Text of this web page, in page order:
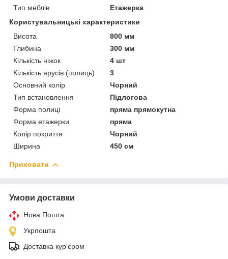
Тип меблів
Етажерка
Користувальницькі характеристики
Висота
800 мм
Глибина
300 мм
Кількість ніжок
4 шт
Кількість ярусів (полиць)
3
Основний колір
Чорний
Тип встановлення
Підлогова
Форма полиці
пряма прямокутна
Форма етажерки
пряма
Колір покриття
Чорний
Ширина
450 см
Приховати
Умови доставки
Нова Пошта
Укрпошта
Доставка кур'єром